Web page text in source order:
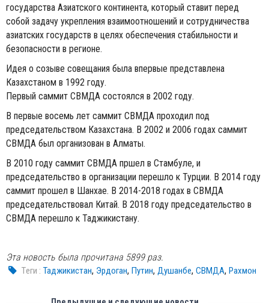
государства Азиатского континента, который ставит перед
собой задачу укрепления взаимоотношений и сотрудничества
азиатских государств в целях обеспечения стабильности и
безопасности в регионе.
Идея о созыве совещания была впервые представлена
Казахстаном в 1992 году.
Первый саммит СВМДА состоялся в 2002 году.
В первые восемь лет саммит СВМДА проходил под
председательством Казахстана. В 2002 и 2006 годах саммит
СВМДА был организован в Алматы.
В 2010 году саммит СВМДА пршел в Стамбуле, и
председательство в организации перешло к Турции. В 2014 году
саммит прошел в Шанхае. В 2014-2018 годах в СВМДА
председательствовал Китай. В 2018 году председательство в
СВМДА перешло к Таджикистану.
Эта новость была прочитана 5899 раз.
Tеги : Таджикистан, Эрдоган,Путин, Душанбе,СВМДА,Рахмон